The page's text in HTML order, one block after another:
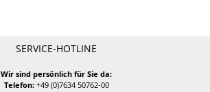
SERVICE-HOTLINE
Wir sind persönlich für Sie da:
Telefon:+49 (0)7634 50762-00